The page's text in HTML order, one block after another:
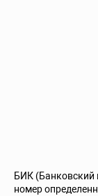
БИК (Банковский
номер